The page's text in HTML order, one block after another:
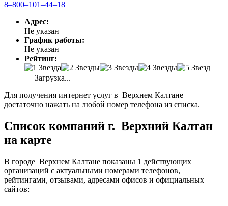
8‒800‒101‒44‒18
Адрес:
Не указан
График работы:
Не указан
Рейтинг:
Загрузка...
Для получения интернет услуг в Верхнем Калтане
достаточно нажать на любой номер телефона из списка.
Список компаний г. Верхний Калтан
на карте
В городе Верхнем Калтане показаны 1 действующих
организаций с актуальными номерами телефонов,
рейтингами, отзывами, адресами офисов и официальных
сайтов: